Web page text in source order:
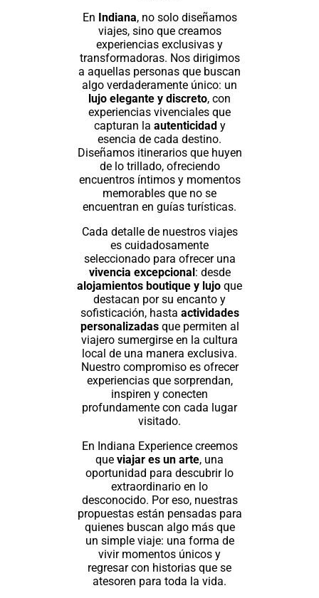
En Indiana, no solo diseñamos
viajes, sino que creamos
experiencias exclusivas y
transformadoras. Nos dirigimos
a aquellas personas que buscan
algo verdaderamente único: un
lujo elegante y discreto, con
experiencias vivenciales que
capturan la autenticidady
esencia de cada destino.
Diseñamos itinerarios que huyen
de lo trillado, ofreciendo
encuentros íntimos y momentos
memorables que no se
encuentran en guías turísticas.
Cada detalle de nuestros viajes
es cuidadosamente
seleccionado para ofrecer una
vivencia excepcional: desde
alojamientos boutique y lujo que
destacan por su encanto y
sofisticación, hasta actividades
personalizadasque permiten al
viajero sumergirse en la cultura
local de una manera exclusiva.
Nuestro compromiso es ofrecer
experiencias que sorprendan,
inspiren y conecten
profundamente con cada lugar
visitado.
En Indiana Experience creemos
que viajar es un arte, una
oportunidad para descubrir lo
extraordinario en lo
desconocido. Por eso, nuestras
propuestas están pensadas para
quienes buscan algo más que
un simple viaje: una forma de
vivir momentos únicos y
regresar con historias que se
atesoren para toda la vida.